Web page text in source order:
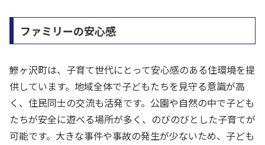
ファミリーの安心感
鰺ヶ沢町は、子育て世代にとって安心感のある住環境を提
供しています。地域全体で子どもたちを見守る意識が高
く、住民同士の交流も活発です。公園や自然の中で子ども
たちが安全に遊べる場所が多く、のびのびとした子育てが
可能です。大きな事件や事故の発生が少ないため、子ども